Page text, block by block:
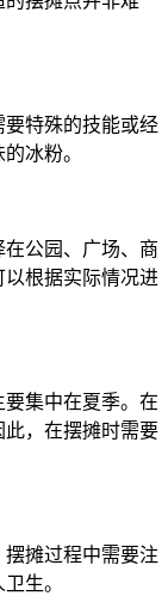
特殊的技能或经
冰粉。
公园、广场、商
根据实际情况进
集中在夏季。在
，在摆摊时需要
摊过程中需要注
生。